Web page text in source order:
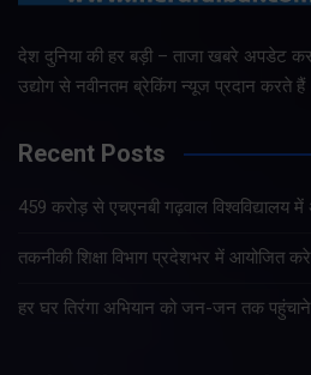
देश दुनिया की हर बड़ी – ताजा खबरे अपडेट
उद्योग से नवीनतम ब्रेकिंग न्यूज प्रदान करते
Recent Posts
459 करोड़ से एचएनबी गढ़वाल विश्वविद्यालय
तकनीकी शिक्षा विभाग प्रदेशभर में आयोजित
हर घर तिरंगा अभियान को जन-जन तक पहुंचाने